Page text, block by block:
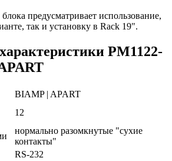
предусматривает использование,
так и установку в Rack 19".
PM1122-
BIAMP | APART
12
нормально разомкнутые "сухие
контакты"
RS-232